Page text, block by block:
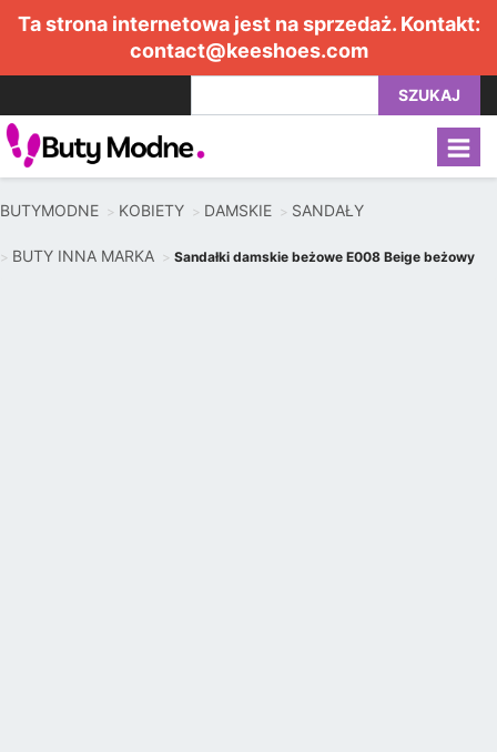
Ta strona internetowa jest na sprzedaż. Kontakt:
contact@keeshoes.com
SZUKAJ
BUTYMODNE KOBIETY DAMSKIE SANDAŁY
BUTY INNA MARKA Sandałki damskie beżowe E008 Beige beżowy